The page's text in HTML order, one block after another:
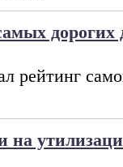
рейтинг
на